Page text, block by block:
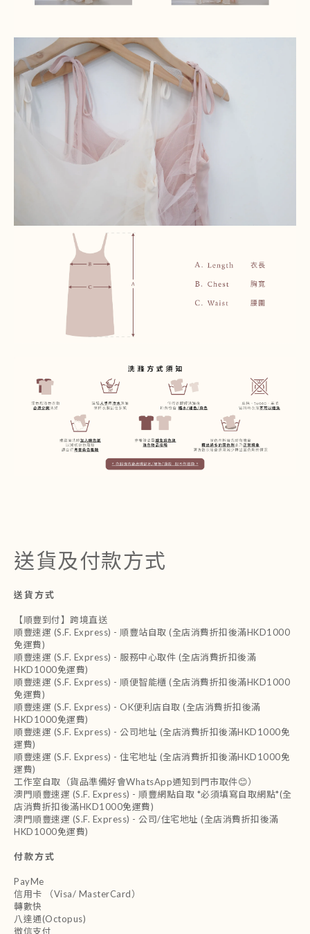
送貨及付款方式
送貨方式
【順豐到付】跨境直送
順豐速運 (S.F. Express) - 順豐站自取 (全店消費折扣後滿HKD1000
免運費)
順豐速運 (S.F. Express) - 服務中心取件 (全店消費折扣後滿
HKD1000免運費)
順豐速運 (S.F. Express) - 順便智能櫃 (全店消費折扣後滿HKD1000
免運費)
順豐速運 (S.F. Express) - OK便利店自取 (全店消費折扣後滿
HKD1000免運費)
順豐速運 (S.F. Express) - 公司地址 (全店消費折扣後滿HKD1000免
運費)
順豐速運 (S.F. Express) - 住宅地址 (全店消費折扣後滿HKD1000免
運費)
工作室自取（貨品準備好會WhatsApp通知到門市取件😊）
澳門順豐速運 (S.F. Express) - 順豐網點自取 *必須填寫自取網點*(全
店消費折扣後滿HKD1000免運費)
澳門順豐速運 (S.F. Express) - 公司/住宅地址 (全店消費折扣後滿
HKD1000免運費)
付款方式
PayMe
信用卡 （Visa/ MasterCard）
轉數快
八達通(Octopus)
微信支付